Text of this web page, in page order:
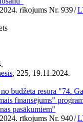
rīkojums Nr. 939/
, 225, 19.11.2024.
budžeta resora "74.
finansējums"
pasākumiem"
rīkojums Nr. 940/